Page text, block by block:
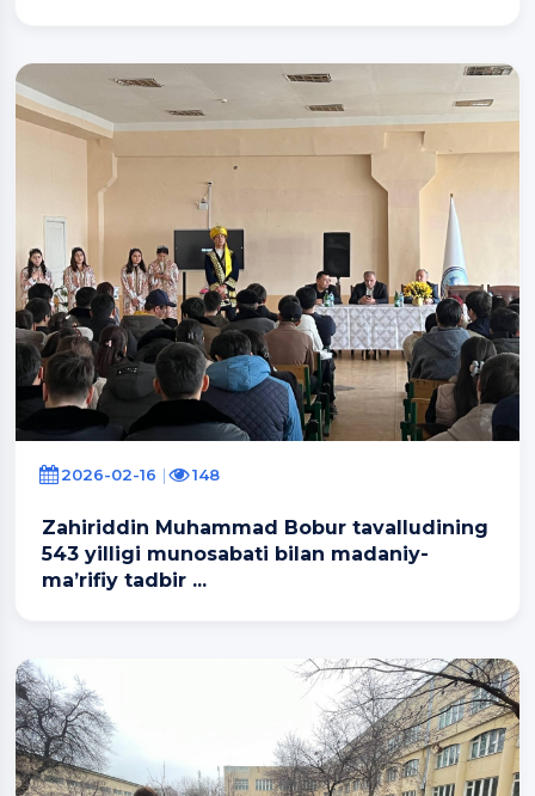
2026-02-16 148
Zahiriddin Muhammad Bobur tavalludining
543 yilligi munosabati bilan madaniy-
ma’rifiy tadbir ...